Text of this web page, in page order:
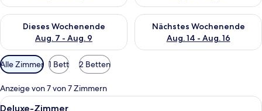
Dieses Wochenende
Aug. 7 - Aug. 9
Überprüfe die Verfügbarkeit für dieses Wochenende, Aug. 7
Nächstes Wochenende
Aug. 14 - Aug. 16
Überprüfe die Verfügbarkeit
Verfügbare
Filter
für
Zimmer
Alle Zimmer 1 Bett 2 Betten
Anzeige von 7 von 7 Zimmern
Alle
Ein modernes Hotelzimmer mit
5
Deluxe-Zimmer